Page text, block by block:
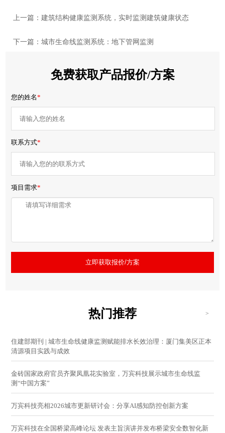
上一篇：建筑结构健康监测系统，实时监测建筑健康状态
下一篇：城市生命线监测系统：地下管网监测
免费获取产品报价/方案
您的姓名*
联系方式*
项目需求*
立即获取报价/方案
热门推荐 >
住建部期刊 | 城市生命线健康监测赋能排水长效治理：厦门集美区正本
清源项目实践与成效
金砖国家政府官员齐聚凤凰花实验室，万宾科技展示城市生命线监
测“中国方案”
万宾科技亮相2026城市更新研讨会：分享AI感知防控创新方案
万宾科技在全国桥梁高峰论坛 发表主旨演讲并发布桥梁安全数智化新